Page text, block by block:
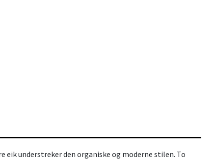
understreker den organiske og moderne stilen. To